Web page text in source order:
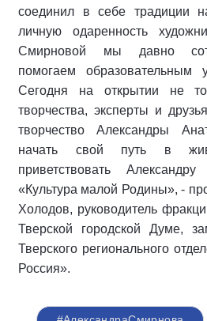
соединил в себе традиции
личную одаренность
Смирновой мы давно
помогаем образовательным
Сегодня на открытии не
творчества, эксперты и
творчество Александры
начать свой путь в
приветствовать
«Культура малой Родины», -
Холодов, руководитель
Тверской городской Думе,
Тверского регионального
Россия».